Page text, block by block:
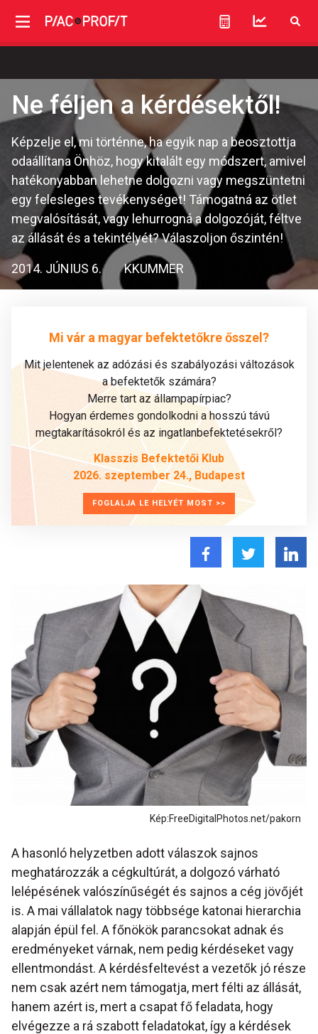
Ne féljen a kérdésektől!
Képzelje el, mi történne, ha egyik nap a beosztottja
odaállítana Önhöz, hogy kitalált egy módszert, amivel
hatékonyabban lehetne dolgozni vagy megszüntetni
egy felesleges tevékenységet! Támogatná az ötlet
megvalósítását, vagy lehurrogná a dolgozóját, féltve
az állását és a tekintélyét? Válaszoljon őszintén!
2014. JÚNIUS 6. KKUMMER
Mi vár a magyar befektetőkre ősszel?
Mit jelentenek az adózási és szabályozási változások
a befektetők számára?
Merre tart az állampapírpiac?
Hogyan érdemes gondolkodni a hosszú távú
megtakarításokról és az ingatlanbefektetésekről?
Klasszis Befektetői Klub
2026. szeptember 24., Budapest
FOGLALJA LE HELYÉT MOST >>
Kép:FreeDigitalPhotos.net/pakorn
A hasonló helyzetben adott válaszok sajnos
meghatározzák a cégkultúrát, a dolgozó várható
lelépésének valószínűségét és sajnos a cég jövőjét
is. A mai vállalatok nagy többsége katonai hierarchia
alapján épül fel. A főnökök parancsokat adnak és
eredményeket várnak, nem pedig kérdéseket vagy
ellentmondást. A kérdésfeltevést a vezetők jó része
nem csak azért nem támogatja, mert félti az állását,
hanem azért is, mert a csapat fő feladata, hogy
elvégezze a rá szabott feladatokat, így a kérdések